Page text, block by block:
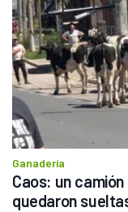
Ganadería
Caos: un
quedaron